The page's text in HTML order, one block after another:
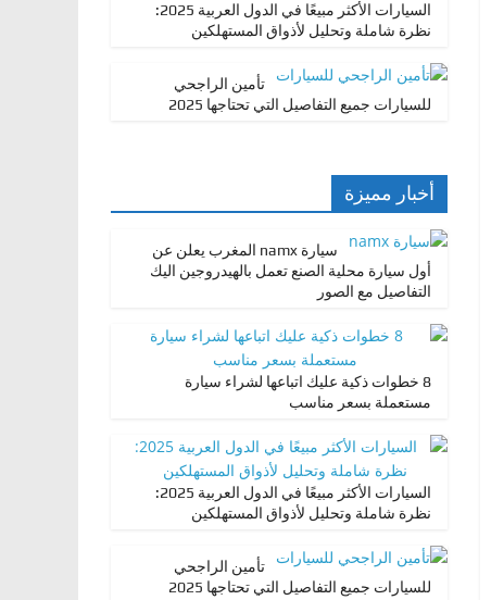
السيارات الأكثر مبيعًا في الدول العربية 2025:
نظرة شاملة وتحليل لأذواق المستهلكين
تأمين الراجحي
للسيارات جميع التفاصيل التي تحتاجها 2025
أخبار مميزة
سيارة namx المغرب يعلن عن
أول سيارة محلية الصنع تعمل بالهيدروجين اليك
التفاصيل مع الصور
8 خطوات ذكية عليك اتباعها لشراء سيارة
مستعملة بسعر مناسب
السيارات الأكثر مبيعًا في الدول العربية 2025:
نظرة شاملة وتحليل لأذواق المستهلكين
تأمين الراجحي
للسيارات جميع التفاصيل التي تحتاجها 2025